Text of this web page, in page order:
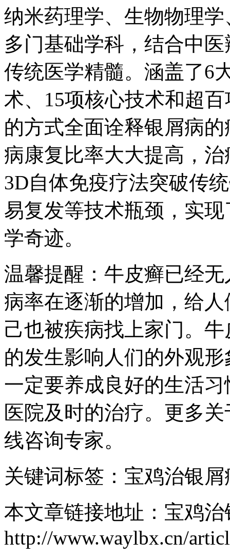
纳米药理学、生物物理
多门基础学科，结合中
传统医学精髓。涵盖了6
术、15项核心技术和超
的方式全面诠释银屑病
病康复比率大大提高，
3D自体免疫疗法突破传
易复发等技术瓶颈，实
学奇迹。
温馨提醒：牛皮癣已经
病率在逐渐的增加，给
己也被疾病找上家门。
的发生影响人们的外观
一定要养成良好的生活
医院及时的治疗。更多
线咨询专家。
关键词标签：宝鸡治银屑
本文章链接地址：宝鸡治
http://www.waylbx.cn/